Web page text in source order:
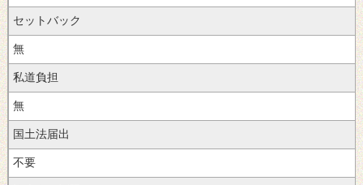
セットバック
私道負担
無
国土法届出